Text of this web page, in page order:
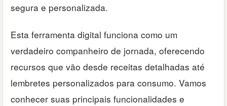
segura e personalizada.
Esta ferramenta digital funciona como um
verdadeiro companheiro de jornada, oferecendo
recursos que vão desde receitas detalhadas até
lembretes personalizados para consumo. Vamos
conhecer suas principais funcionalidades e